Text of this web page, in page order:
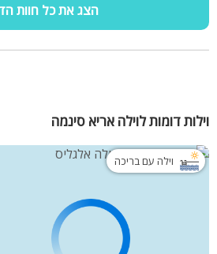
הצג את כל חוות
וילות דומות לוילה אריא סינמה
וילה עם בריכה